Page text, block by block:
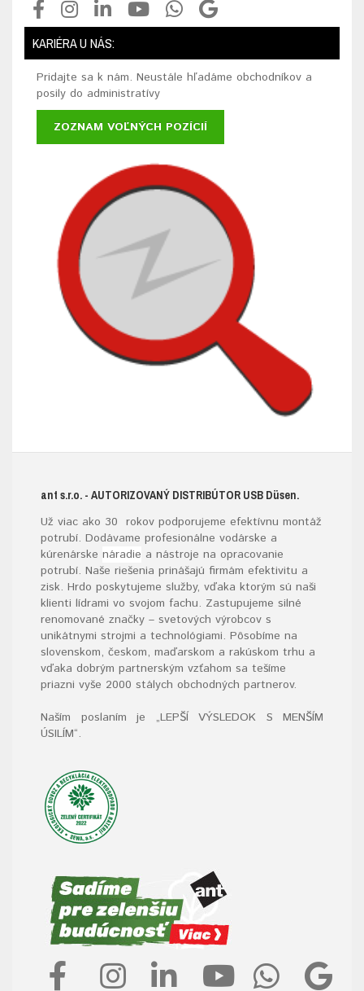
KARIÉRA U NÁS:
Pridajte sa k nám. Neustále hľadáme obchodníkov a
posily do administratívy
ZOZNAM VOĽNÝCH POZÍCIÍ
ant s.r.o. - AUTORIZOVANÝ DISTRIBÚTOR USB Düsen.
Už viac ako 30 rokov podporujeme efektívnu montáž
potrubí. Dodávame profesionálne vodárske a
kúrenárske náradie a nástroje na opracovanie
potrubí. Naše riešenia prinášajú firmám efektivitu a
zisk. Hrdo poskytujeme služby, vďaka ktorým sú naši
klienti lídrami vo svojom fachu. Zastupujeme silné
renomované značky – svetových výrobcov s
unikátnymi strojmi a technológiami. Pôsobíme na
slovenskom, českom, maďarskom a rakúskom trhu a
vďaka dobrým partnerským vzťahom sa tešíme
priazni vyše 2000 stálych obchodných partnerov.
Naším poslaním je „LEPŠÍ VÝSLEDOK S MENŠÍM
ÚSILÍM“.